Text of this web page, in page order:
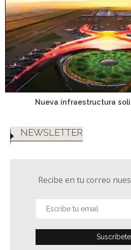
Nueva infraestructura
NEWSLETTER
Recibe en tu correo